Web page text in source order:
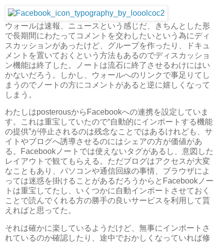
ウォールは速報、ニュースという感じだ、きちんとした形
で長期間にわたってコメントを交わしたいという為にディ
スカッションがあったけど、グループを作ったり、ドキュ
メントを置いておくという方法もあるのでディスカッショ
ン機能は終了した。ノートは流石に終了させるわけにはい
かないだろう。しかし、ウォールへのリンクで事足りてし
まうのでノートの方にコメントがあると逆に嬉しくなって
しまう。
わたしはposterousからFacebookへの連携を設定していま
す。これは重宝していたので“自動的にインポートする機能
の提供”が停止されるのは残念なことではあるけれども、サ
イトやブログへ誘導させるのにはシェアの方が価値があ
る。Facebookノートでは使えないタグがあるし、意図した
レイアウトで観てもらえる。ただブログはアクセスが大変
なこともあり、パソコンや通信回線の事情、ブラウザによ
っては迷惑を掛けることがあるだろうからとFacebookノー
トは重宝してたし、いくつかに自動インポートさせておく
ことで読んでくれる方の勝手の良いサービスを利用して貰
えればと思ってた。
それは確かに楽しているようだけど、無事にインポートさ
れているのか確認したり、途中でおかしくなっていれば修